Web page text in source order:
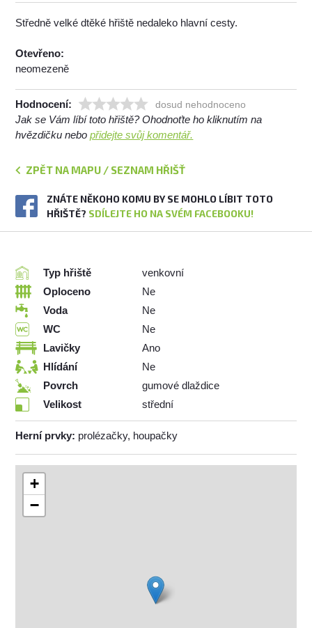
Středně velké dtěké hřiště nedaleko hlavní cesty.
Otevřeno:
neomezeně
Hodnocení: dosud nehodnoceno
Jak se Vám líbí toto hřiště? Ohodnoťte ho kliknutím na
hvězdičku nebopřidejte svůj komentář.
ZPĚT NA MAPU / SEZNAM HŘIŠŤ
ZNÁTE NĚKOHO KOMU BY SE MOHLO LÍBIT TOTO
HŘIŠTĚ? SDÍLEJTE HO NA SVÉM FACEBOOKU!
Typ hřiště
venkovní
Oploceno
Ne
Voda
Ne
WC
Ne
Lavičky
Ano
Hlídání
Ne
Povrch
gumové dlaždice
Velikost
střední
Herní prvky: prolézačky, houpačky
+
−